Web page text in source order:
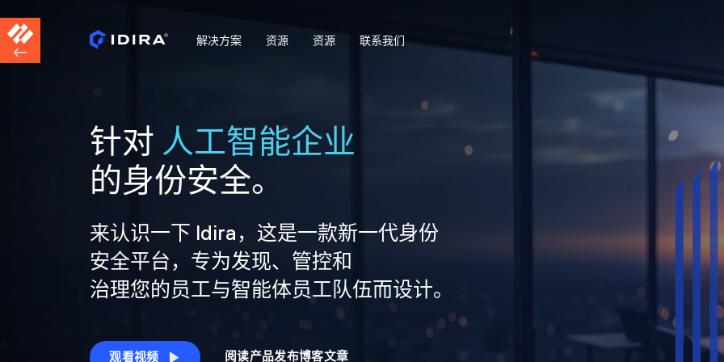
解决方案 资源 资源 联系我们
针对 人工智能企业
的身份安全。
来认识一下 Idira，这是一款新一代身份
安全平台，专为发现、管控和
治理您的员工与智能体员工队伍而设计。
观看视频 阅读产品发布博客文章